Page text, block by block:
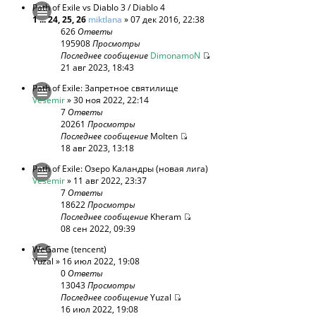
Path of Exile vs Diablo 3 / Diablo 4
1...24,25,26 miktlana » 07 дек 2016, 22:38
626Ответы
195908Просмотры
Последнее сообщение DimonamoN
21 авг 2023, 18:43
Path of Exile: Запретное святилище
Vesemir» 30 ноя 2022, 22:14
7Ответы
20261 Просмотры
Последнее сообщение Molten
18 авг 2023, 13:18
Path of Exile: Озеро Каландры (новая лига)
Vesemir» 11 авг 2022, 23:37
7Ответы
18622Просмотры
Последнее сообщение Kheram
08 сен 2022, 09:39
WeGame (tencent)
Yuzal » 16 июл 2022, 19:08
0Ответы
13043Просмотры
Последнее сообщениеYuzal
16 июл 2022, 19:08